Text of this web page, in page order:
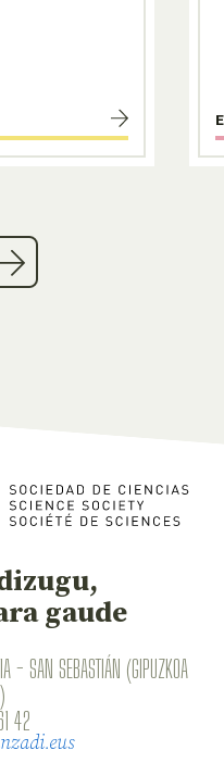
gaude
- SAN SEBASTIÁN (GIPUZKOA
42